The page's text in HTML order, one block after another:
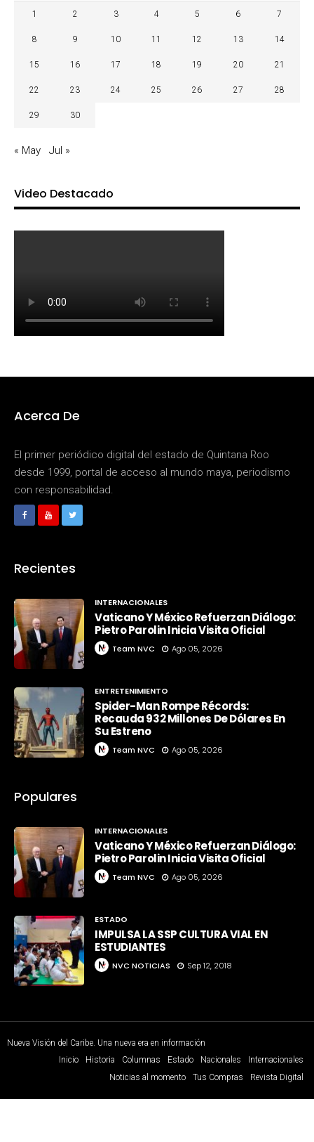
1 2 3 4 5 6 7
8 9 10 11 12 13 14
15 16 17 18 19 20 21
22 23 24 25 26 27 28
29 30
« May Jul »
Video Destacado
Acerca De
El primer periódico digital del estado de Quintana Roo
desde 1999, portal de acceso al mundo maya, periodismo
con responsabilidad.
Recientes
INTERNACIONALES
Vaticano Y México Refuerzan Diálogo:
Pietro Parolin Inicia Visita Oficial
Team NVC Ago 05, 2026
ENTRETENIMIENTO
Spider-Man Rompe Récords:
Recauda 932 Millones De Dólares En
Su Estreno
Team NVC Ago 05, 2026
Populares
INTERNACIONALES
Vaticano Y México Refuerzan Diálogo:
Pietro Parolin Inicia Visita Oficial
Team NVC Ago 05, 2026
ESTADO
IMPULSA LA SSP CULTURA VIAL EN
ESTUDIANTES
NVC NOTICIAS Sep 12, 2018
Nueva Visión del Caribe. Una nueva era en información
Inicio
Historia Columnas Estado Nacionales
Internacionales
Noticias al momento
Tus Compras Revista Digital